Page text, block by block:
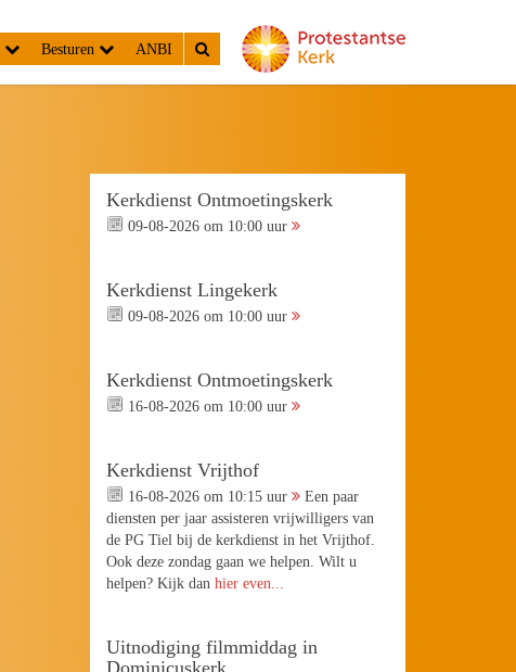
Besturen ANBI
Kerkdienst Ontmoetingskerk
09-08-2026 om 10:00 uur
Kerkdienst Lingekerk
09-08-2026 om 10:00 uur
Kerkdienst Ontmoetingskerk
16-08-2026 om 10:00 uur
Kerkdienst Vrijthof
16-08-2026 om 10:15 uur
Een paar
diensten per jaar assisteren vrijwilligers van
de PG Tiel bij de kerkdienst in het Vrijthof.
Ook deze zondag gaan we helpen. Wilt u
helpen? Kijk danhier even...
Uitnodiging filmmiddag in
Dominicuskerk